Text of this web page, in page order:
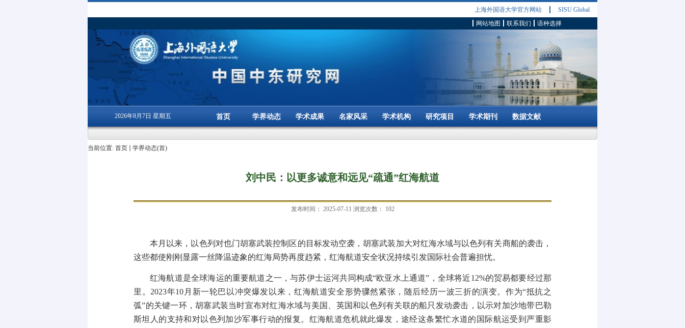
上海外国语大学官方网站
SISU Global
网站地图
联系我们 语种选择
2026年8月7日 星期五 首页 学界动态 学术成果 名家风采 学术机构 研究项目 学术期刊 数据文献
当前位置: 首页 学界动态(首)
刘中民：以更多诚意和远见“疏通”红海航道
发布时间： 2025-07-11 浏览次数： 102
本月以来，以色列对也门胡塞武装控制区的目标发动空袭，胡塞武装加大对红海水域与以色列有关商船的袭击，
这些都使刚刚显露一丝降温迹象的红海局势再度趋紧，红海航道安全状况持续引发国际社会普遍担忧。
红海航道是全球海运的重要航道之一，与苏伊士运河共同构成“欧亚水上通道”，全球将近12%的贸易都要经过那
里。 2023年10 月新一轮巴以冲突爆发以来，红海航道安全形势骤然紧张，随后经历一波三折的演变。作为“抵抗之
弧”的关键一环，胡塞武装当时宣布对红海水域与美国、英国和以色列有关联的船只发动袭击，以示对加沙地带巴勒
斯坦人的支持和对以色列加沙军事行动的报复。红海航道危机就此爆发，途经这条繁忙水道的国际航运受到严重影